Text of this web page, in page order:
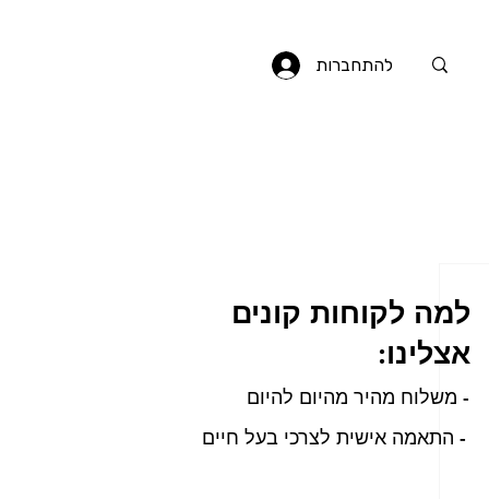
להתחברות
למה לקוחות קונים
אצלינו:
- משלוח מהיר מהיום להיום
- התאמה אישית לצרכי בעל חיים